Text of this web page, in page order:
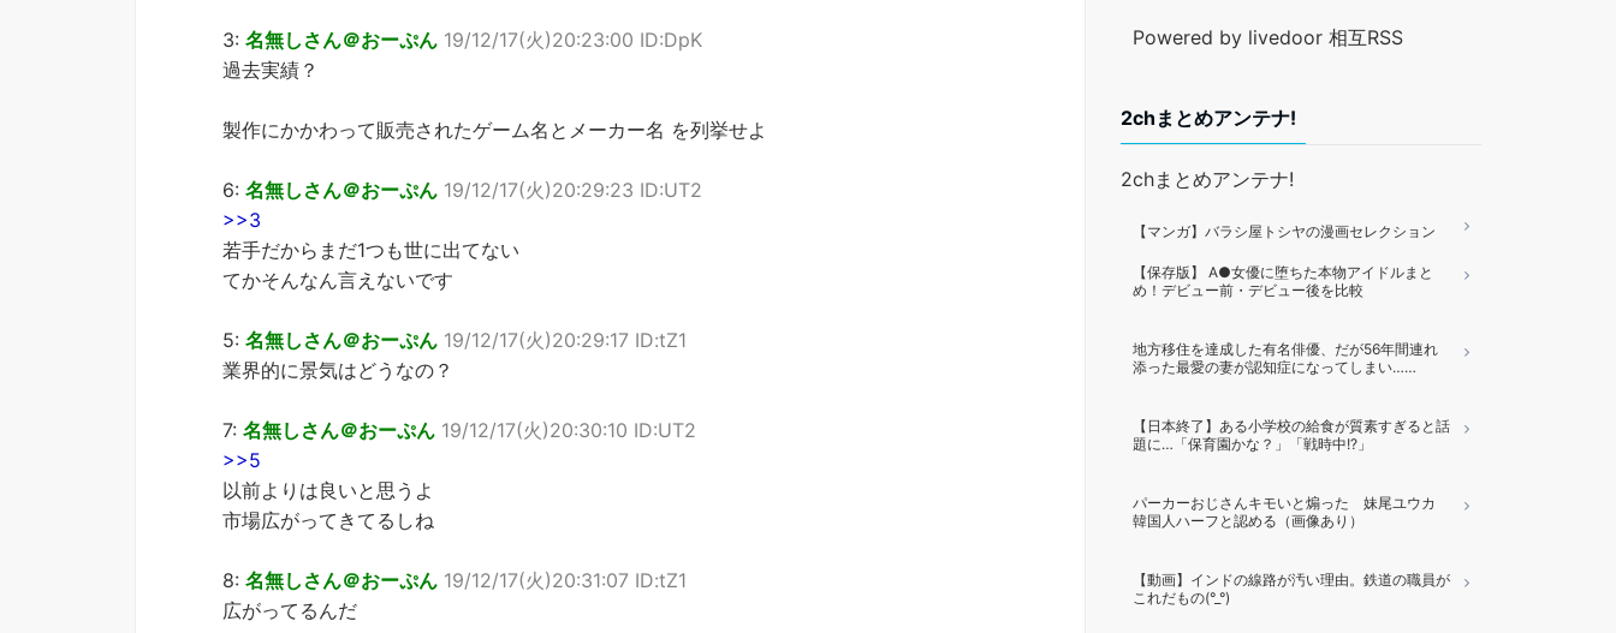
3: 名無しさん＠おーぷん 19/12/17(火)20:23:00 ID:DpK
過去実績？
製作にかかわって販売されたゲーム名とメーカー名 を列挙せよ
6: 名無しさん＠おーぷん 19/12/17(火)20:29:23 ID:UT2
>>3
若手だからまだ1つも世に出てない
てかそんなん言えないです
5: 名無しさん＠おーぷん 19/12/17(火)20:29:17 ID:tZ1
業界的に景気はどうなの？
7: 名無しさん＠おーぷん 19/12/17(火)20:30:10 ID:UT2
>>5
以前よりは良いと思うよ
市場広がってきてるしね
8: 名無しさん＠おーぷん 19/12/17(火)20:31:07 ID:tZ1
広がってるんだ
Powered by livedoor 相互RSS
2chまとめアンテナ!
2chまとめアンテナ!
【マンガ】バラシ屋トシヤの漫画セレクション
【保存版】 A●女優に堕ちた本物アイドルまと
め！デビュー前・デビュー後を比較
地方移住を達成した有名俳優、だが56年間連れ
添った最愛の妻が認知症になってしまい……
【日本終了】ある小学校の給食が質素すぎると話
題に…「保育園かな？」「戦時中!?」
パーカーおじさんキモいと煽った 妹尾ユウカ
韓国人ハーフと認める（画像あり）
【動画】インドの線路が汚い理由。鉄道の職員が
これだもの(°_°)